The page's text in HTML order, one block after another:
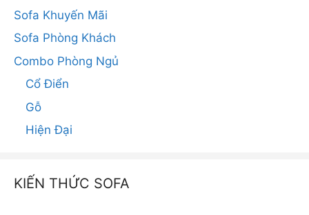
Sofa Khuyến Mãi
Sofa Phòng Khách
Combo Phòng Ngủ
Cổ Điển
Gỗ
Hiện Đại
KIẾN THỨC SOFA